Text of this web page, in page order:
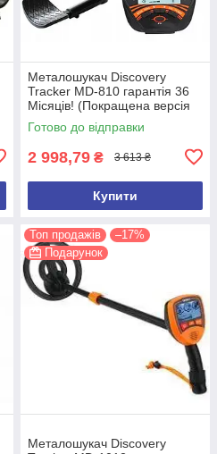
Металошукач Discovery
Tracker MD-810 гарантія 36
Місяців! (Покращена версія
2026 року)
Готово до відправки
2 998,79 ₴ 3 613 ₴
Купити
Топ продажів
–17%
Подарунок
Металошукач Discovery